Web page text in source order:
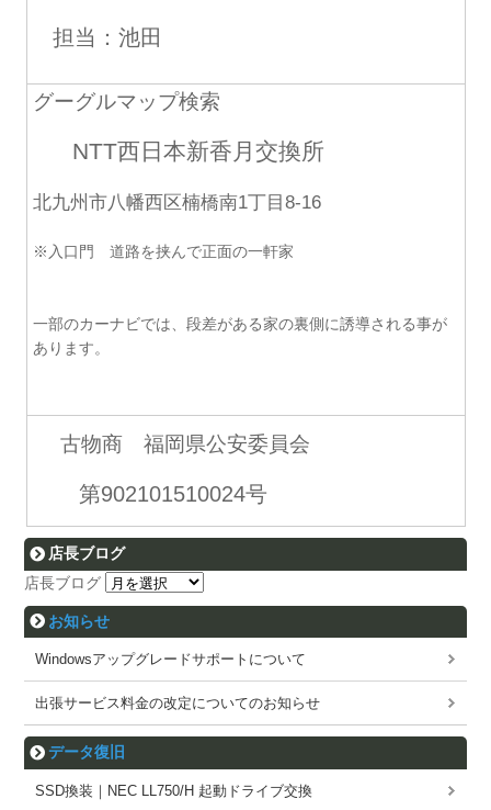
担当：池田
グーグルマップ検索
NTT西日本新香月交換所
北九州市八幡西区楠橋南1丁目8-16
※入口門 道路を挟んで正面の一軒家
一部のカーナビでは、段差がある家の裏側に誘導される事が
あります。
古物商 福岡県公安委員会
第902101510024号
店長ブログ
店長ブログ
お知らせ
Windowsアップグレードサポートについて
出張サービス料金の改定についてのお知らせ
データ復旧
SSD換装｜NEC LL750/H 起動ドライブ交換